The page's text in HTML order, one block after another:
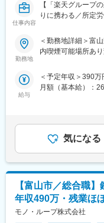
■組織構成：
1店舗あたり店長1
■当社について：
ム・インフラ整備
与額と評価が決ま
統括する事業部長
等、部門を超えた
また、ノウハウを
■やりがい：
・実際に店舗でお
た事例も多数。あ
舗に並ぶかもしれま
・インセンティブ
センティブの対象
し、年100万のイン
変更の範囲：会社
仕事内容
【「楽天グループ
りに携わる／所定
楽天モバイルショ
料金プラン・楽天
て、お客様の生活
ションです。
・新規契約・機種
・料金プラン、楽
案内
・スマホの初期設
・問い合わせ対応
◇店舗運営
・店舗での電話応対
・在庫管理、売り場
勤務地
＜勤務地詳細＞富
内喫煙可能場所あ
給与
＜予定年収＞390
月額（基本給）：
気になる
【富山市／総合職
年収490万・残業ほ
モノ・ループ株式会社